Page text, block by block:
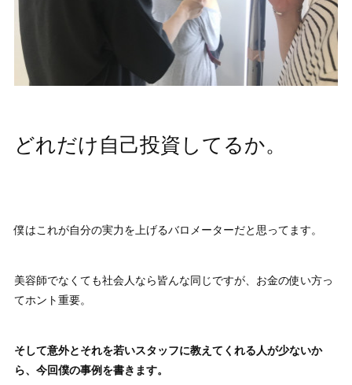
どれだけ自己投資してるか。
僕はこれが自分の実力を上げるバロメーターだと思ってます。
美容師でなくても社会人なら皆んな同じですが、お金の使い方っ
てホント重要。
そして意外とそれを若いスタッフに教えてくれる人が少ないか
ら、今回僕の事例を書きます。